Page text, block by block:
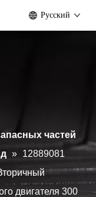
Pусский
частей
» 12889081
двигателя 300